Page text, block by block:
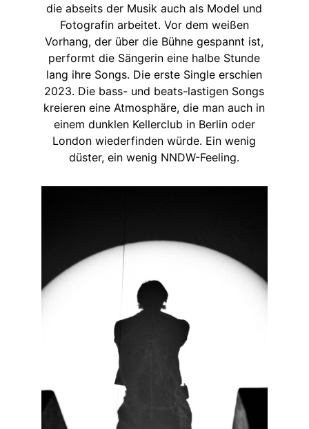
die abseits der Musik auch als Model und
Fotografin arbeitet. Vor dem weißen
Vorhang, der über die Bühne gespannt ist,
performt die Sängerin eine halbe Stunde
lang ihre Songs. Die erste Single erschien
2023. Die bass- und beats-lastigen Songs
kreieren eine Atmosphäre, die man auch in
einem dunklen Kellerclub in Berlin oder
London wiederfinden würde. Ein wenig
düster, ein wenig NNDW-Feeling.